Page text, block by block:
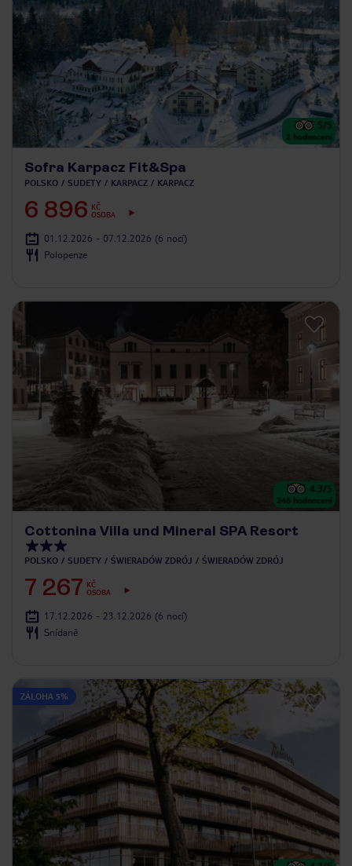
5/5
2 hodnocení
Sofra Karpacz Fit&Spa
POLSKO SUDETY KARPACZ KARPACZ
6 896
KČ
OSOBA
01.12.2026 - 07.12.2026 (6 nocí)
Polopenze
4.3/5
246 hodnocení
Cottonina Villa und Mineral SPA Resort
POLSKO SUDETY ŚWIERADÓW ZDRÓJ ŚWIERADÓW ZDRÓJ
7 267 KČ
OSOBA
17.12.2026 - 23.12.2026 (6 nocí)
Snídaně
ZÁLOHA 5%